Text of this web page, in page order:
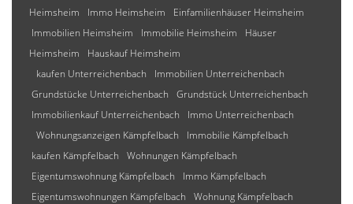
Heimsheim Immo Heimsheim
Einfamilienhäuser Heimsheim
Immobilien Heimsheim
Immobilie Heimsheim
Häuser
Heimsheim
Hauskauf Heimsheim
kaufen Unterreichenbach
Immobilien Unterreichenbach
Grundstücke Unterreichenbach
Grundstück Unterreichenbach
Immobilienkauf Unterreichenbach
Immo Unterreichenbach
Wohnungsanzeigen Kämpfelbach
Immobilie Kämpfelbach
kaufen Kämpfelbach
Wohnungen Kämpfelbach
Eigentumswohnung Kämpfelbach
Immo Kämpfelbach
Eigentumswohnungen Kämpfelbach
Wohnung Kämpfelbach